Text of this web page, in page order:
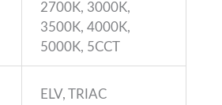
2700K, 3000K,
3500K, 4000K,
5000K, 5CCT
ELV, TRIAC